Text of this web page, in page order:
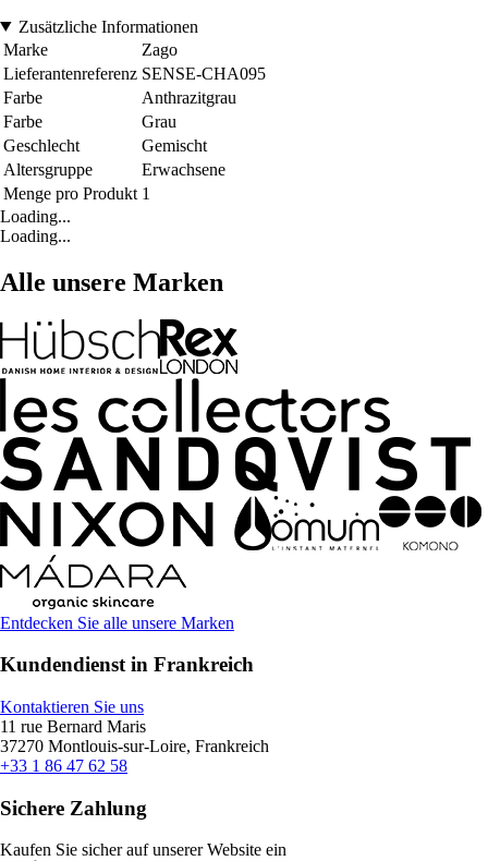
Zusätzliche Informationen
Marke
Zago
Lieferantenreferenz SENSE-CHA095
Farbe
Anthrazitgrau
Farbe
Grau
Geschlecht
Gemischt
Altersgruppe
Erwachsene
Menge pro Produkt 1
Loading...
Loading...
Alle unsere Marken
Entdecken Sie alle unsere Marken
Kundendienst in Frankreich
Kontaktieren Sie uns
11 rue Bernard Maris
37270 Montlouis-sur-Loire, Frankreich
+33 1 86 47 62 58
Sichere Zahlung
Kaufen Sie sicher auf unserer Website ein